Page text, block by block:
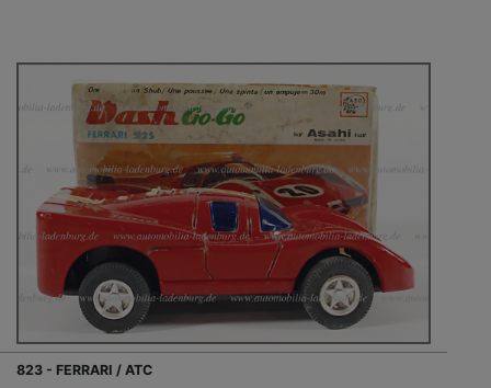
823 - FERRARI / ATC